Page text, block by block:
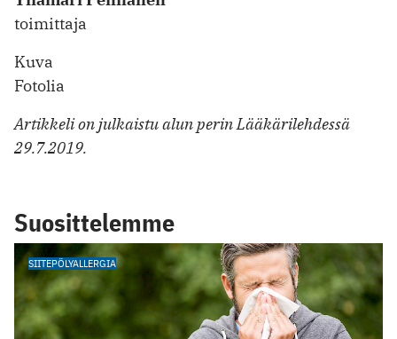
toimittaja
Kuva
Fotolia
Artikkeli on julkaistu alun perin Lääkärilehdessä
29.7.2019.
Suosittelemme
SIITEPÖLYALLERGIA